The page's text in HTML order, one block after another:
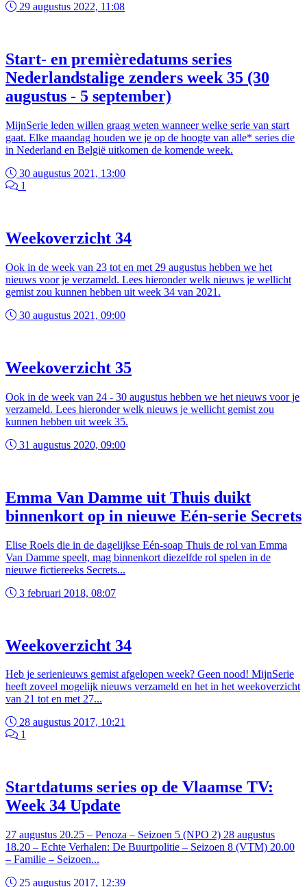
29 augustus 2022, 11:08
Start- en premièredatums series
Nederlandstalige zenders week 35 (30
augustus - 5 september)
MijnSerie leden willen graag weten wanneer welke serie van start
gaat. Elke maandag houden we je op de hoogte van alle* series die
in Nederland en België uitkomen de komende week.
30 augustus 2021, 13:00
1
Weekoverzicht 34
Ook in de week van 23 tot en met 29 augustus hebben we het
nieuws voor je verzameld. Lees hieronder welk nieuws je wellicht
gemist zou kunnen hebben uit week 34 van 2021.
30 augustus 2021, 09:00
Weekoverzicht 35
Ook in de week van 24 - 30 augustus hebben we het nieuws voor je
verzameld. Lees hieronder welk nieuws je wellicht gemist zou
kunnen hebben uit week 35.
31 augustus 2020, 09:00
Emma Van Damme uit Thuis duikt
binnenkort op in nieuwe Eén-serie Secrets
Elise Roels die in de dagelijkse Eén-soap Thuis de rol van Emma
Van Damme speelt, mag binnenkort diezelfde rol spelen in de
nieuwe fictiereeks Secrets...
3 februari 2018, 08:07
Weekoverzicht 34
Heb je serienieuws gemist afgelopen week? Geen nood! MijnSerie
heeft zoveel mogelijk nieuws verzameld en het in het weekoverzicht
van 21 tot en met 27...
28 augustus 2017, 10:21
1
Startdatums series op de Vlaamse TV:
Week 34 Update
27 augustus 20.25 – Penoza – Seizoen 5 (NPO 2) 28 augustus
18.20 – Echte Verhalen: De Buurtpolitie – Seizoen 8 (VTM) 20.00
– Familie – Seizoen...
25 augustus 2017, 12:39